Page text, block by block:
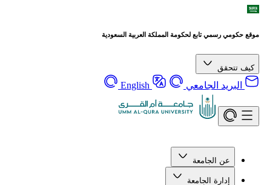
موقع حكومي رسمي تابع لحكومة المملكة العربية السعودية
كيف تتحقق
البريد الجامعي English
عن الجامعة
إدارة الجامعة